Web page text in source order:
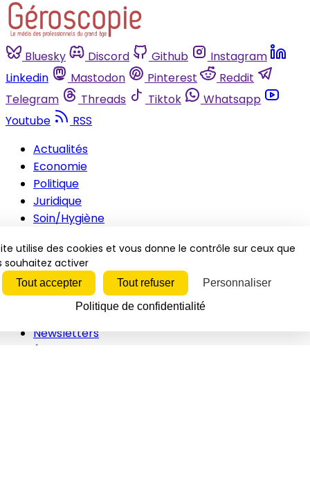
Bluesky Discord Github
Instagram
Linkedin
Mastodon Pinterest
Reddit
Telegram
Threads Tiktok
Whatsapp
Youtube
RSS
Actualités
Economie
Politique
Juridique
Soin/Hygiène
Innovations
RH
Inspirations
Newsletters
Événements
utilise des cookies et vous donne le contrôle sur ceux que
souhaitez activer
Tout accepter Tout refuser
Personnaliser
Politique de confidentialité